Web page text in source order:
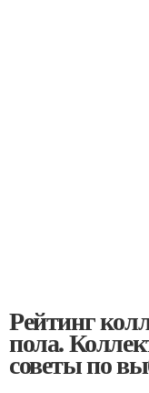
Рейтинг
пола.
советы по